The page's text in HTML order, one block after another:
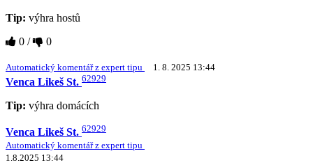
Tip: výhra hostů
0 / 0
Automatický komentář z expert tipu 1. 8. 2025 13:44
Venca Likeš St. 62929
Tip: výhra domácích
Venca Likeš St. 62929
Automatický komentář z expert tipu
1.8.2025 13:44